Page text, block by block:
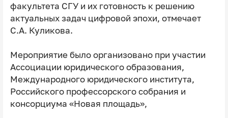
факультета СГУ и их готовность к решению
актуальных задач цифровой эпохи, отмечает
С.А. Куликова.
Мероприятие было организовано при участии
Ассоциации юридического образования,
Международного юридического института,
Российского профессорского собрания и
консорциума «Новая площадь»,